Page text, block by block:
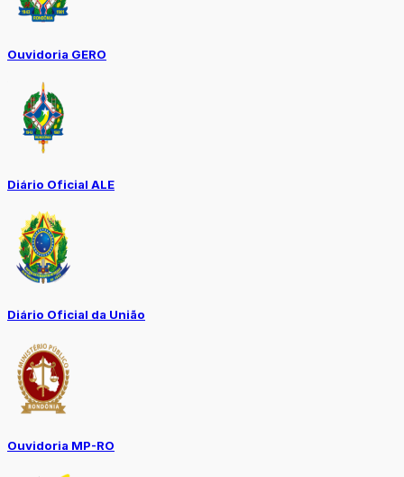
Ouvidoria GERO
Diário Oficial ALE
Diário Oficial da União
Ouvidoria MP-RO